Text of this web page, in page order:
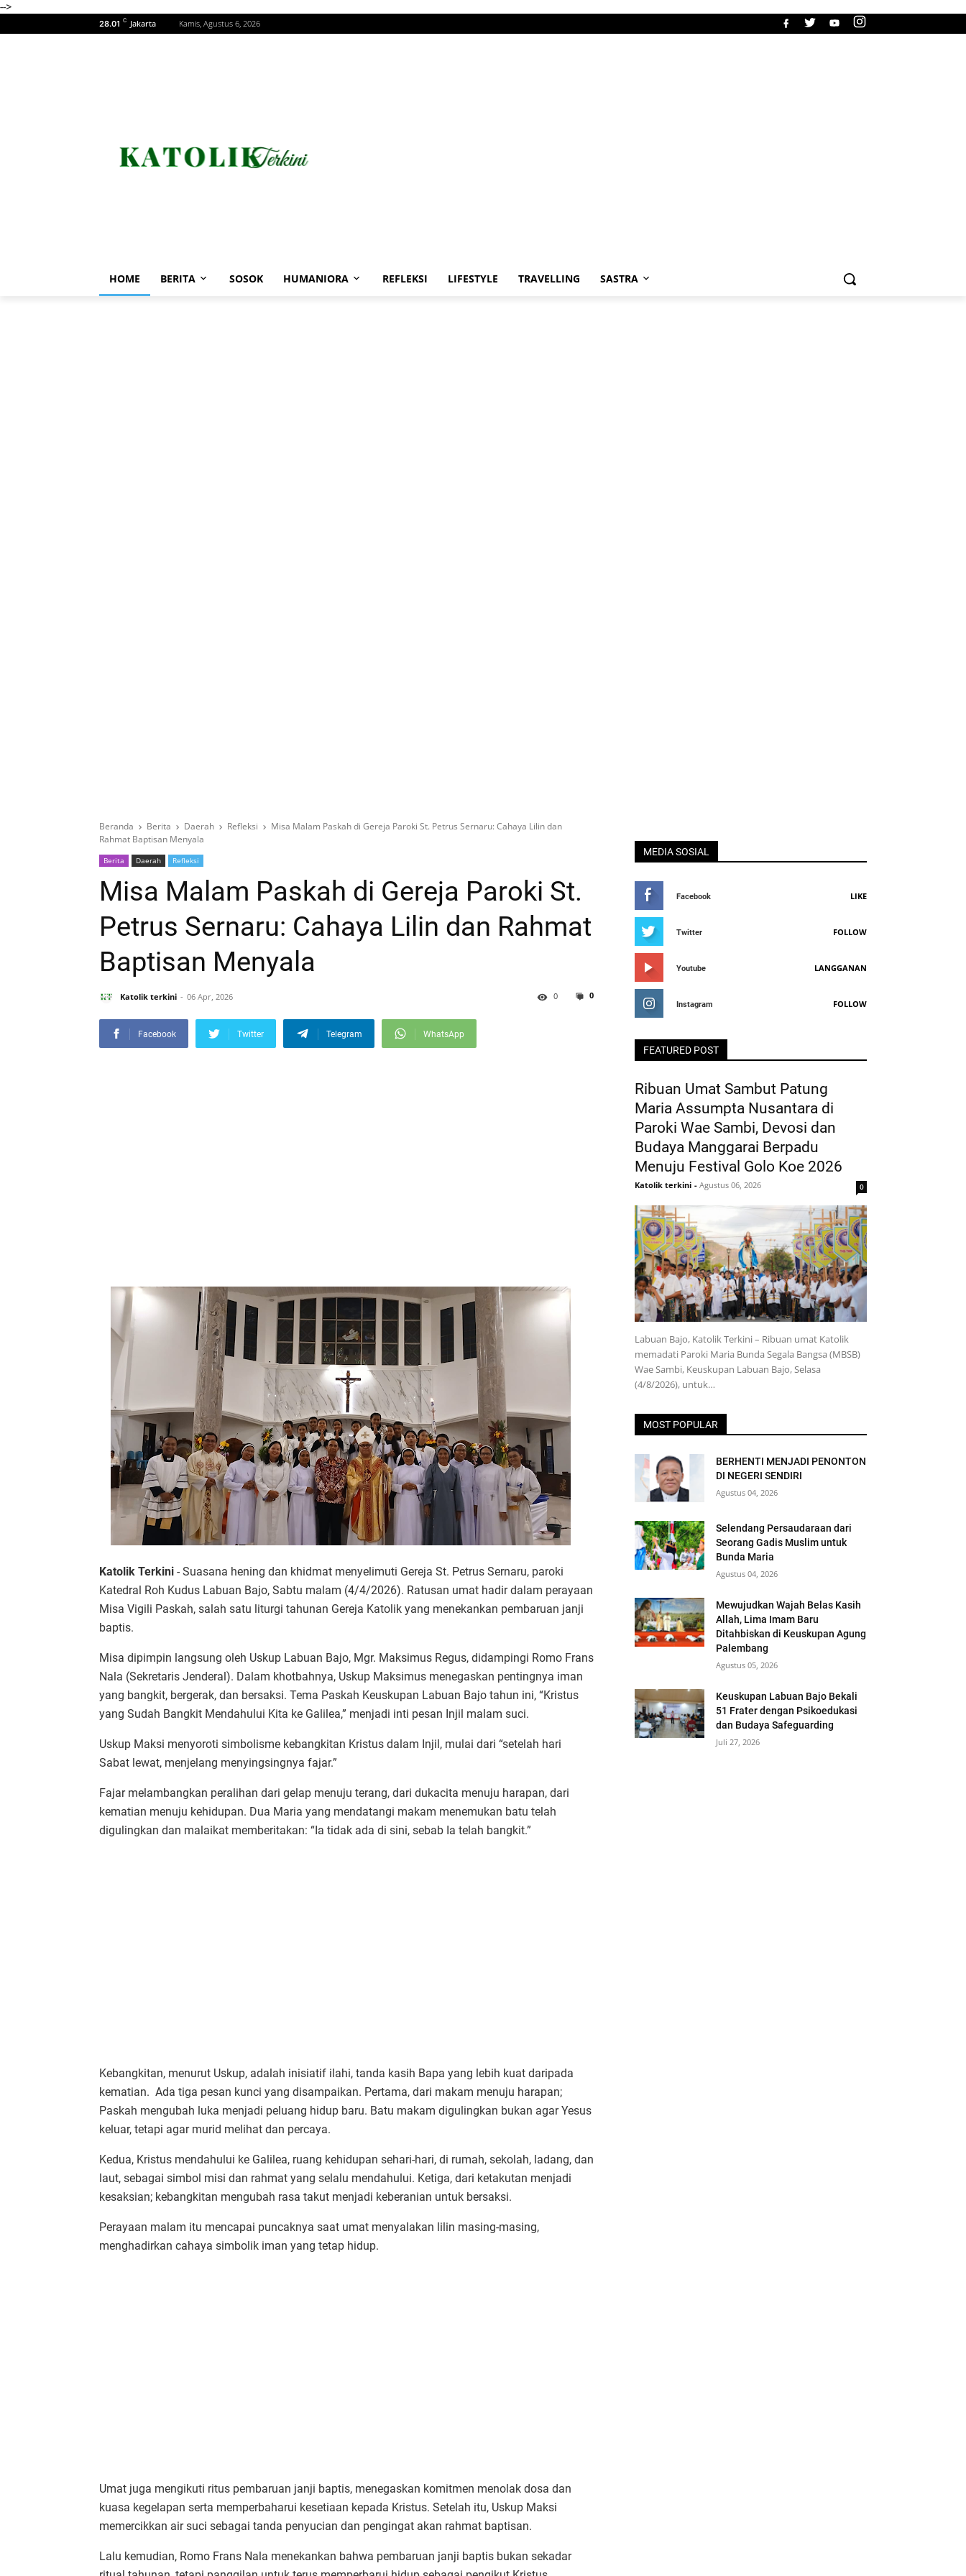
-->
28.01 C Jakarta Kamis, Agustus 6, 2026
HOME BERITA SOSOK HUMANIORA REFLEKSI LIFESTYLE TRAVELLING SASTRA
Beranda Berita Daerah Refleksi
Misa Malam Paskah di Gereja Paroki St. Petrus Sernaru: Cahaya Lilin dan
Rahmat Baptisan Menyala
Berita Daerah Refleksi
Misa Malam Paskah di Gereja Paroki St.
Petrus Sernaru: Cahaya Lilin dan Rahmat
Baptisan Menyala
Katolik terkini 06 Apr, 2026 0
0
Facebook Twitter Telegram WhatsApp
Katolik Terkini - Suasana hening dan khidmat menyelimuti Gereja St. Petrus Sernaru, paroki
Katedral Roh Kudus Labuan Bajo, Sabtu malam (4/4/2026). Ratusan umat hadir dalam perayaan
Misa Vigili Paskah, salah satu liturgi tahunan Gereja Katolik yang menekankan pembaruan janji
baptis.
Misa dipimpin langsung oleh Uskup Labuan Bajo, Mgr. Maksimus Regus, didampingi Romo Frans
Nala (Sekretaris Jenderal). Dalam khotbahnya, Uskup Maksimus menegaskan pentingnya iman
yang bangkit, bergerak, dan bersaksi. Tema Paskah Keuskupan Labuan Bajo tahun ini, “Kristus
yang Sudah Bangkit Mendahului Kita ke Galilea,” menjadi inti pesan Injil malam suci.
Uskup Maksi menyoroti simbolisme kebangkitan Kristus dalam Injil, mulai dari “setelah hari
Sabat lewat, menjelang menyingsingnya fajar.”
Fajar melambangkan peralihan dari gelap menuju terang, dari dukacita menuju harapan, dari
kematian menuju kehidupan. Dua Maria yang mendatangi makam menemukan batu telah
digulingkan dan malaikat memberitakan: “Ia tidak ada di sini, sebab Ia telah bangkit.”
Kebangkitan, menurut Uskup, adalah inisiatif ilahi, tanda kasih Bapa yang lebih kuat daripada
kematian. Ada tiga pesan kunci yang disampaikan. Pertama, dari makam menuju harapan;
Paskah mengubah luka menjadi peluang hidup baru. Batu makam digulingkan bukan agar Yesus
keluar, tetapi agar murid melihat dan percaya.
Kedua, Kristus mendahului ke Galilea, ruang kehidupan sehari-hari, di rumah, sekolah, ladang, dan
laut, sebagai simbol misi dan rahmat yang selalu mendahului. Ketiga, dari ketakutan menjadi
kesaksian; kebangkitan mengubah rasa takut menjadi keberanian untuk bersaksi.
Perayaan malam itu mencapai puncaknya saat umat menyalakan lilin masing-masing,
menghadirkan cahaya simbolik iman yang tetap hidup.
Umat juga mengikuti ritus pembaruan janji baptis, menegaskan komitmen menolak dosa dan
kuasa kegelapan serta memperbaharui kesetiaan kepada Kristus. Setelah itu, Uskup Maksi
memercikkan air suci sebagai tanda penyucian dan pengingat akan rahmat baptisan.
Lalu kemudian, Romo Frans Nala menekankan bahwa pembaruan janji baptis bukan sekadar
MEDIA SOSIAL
Facebook LIKE
Twitter FOLLOW
Youtube LANGGANAN
Instagram FOLLOW
FEATURED POST
Ribuan Umat Sambut Patung
Maria Assumpta Nusantara di
Paroki Wae Sambi, Devosi dan
Budaya Manggarai Berpadu
Menuju Festival Golo Koe 2026
Katolik terkini - Agustus 06, 2026 0
Labuan Bajo, Katolik Terkini – Ribuan umat Katolik
memadati Paroki Maria Bunda Segala Bangsa (MBSB)
Wae Sambi, Keuskupan Labuan Bajo, Selasa
(4/8/2026), untuk…
MOST POPULAR
BERHENTI MENJADI PENONTON
DI NEGERI SENDIRI
Agustus 04, 2026
Selendang Persaudaraan dari
Seorang Gadis Muslim untuk
Bunda Maria
Agustus 04, 2026
Mewujudkan Wajah Belas Kasih
Allah, Lima Imam Baru
Ditahbiskan di Keuskupan Agung
Palembang
Agustus 05, 2026
Keuskupan Labuan Bajo Bekali
51 Frater dengan Psikoedukasi
dan Budaya Safeguarding
Juli 27, 2026